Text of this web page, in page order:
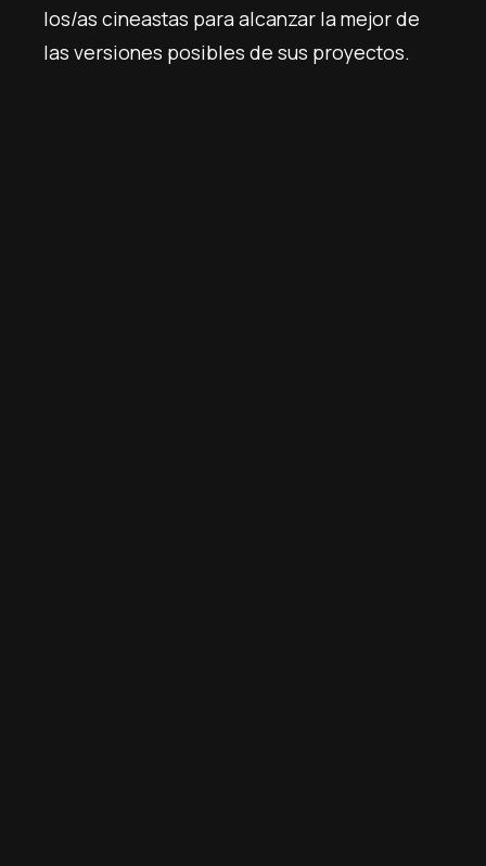
los/as cineastas para alcanzar la mejor de
las versiones posibles de sus proyectos.